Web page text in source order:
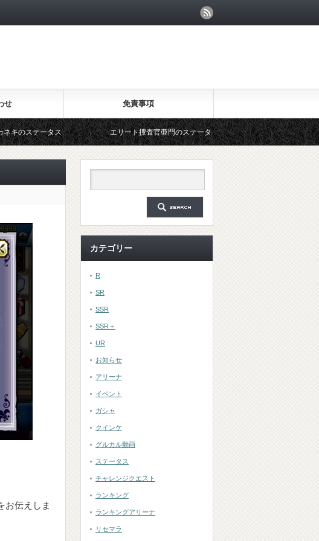
せ 免責事項
タス エリート捜査官亜門のステータス
お伝えしま
カテゴリー
R
SR
SSR
SSR＋
UR
お知らせ
アリーナ
イベント
ガシャ
クインケ
グルカル動画
ステータス
チャレンジクエスト
ランキング
ランキングアリーナ
リセマラ